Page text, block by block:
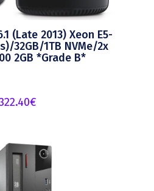
(Late 2013) Xeon E5-
32GB/1TB NVMe/2x
2GB *Grade B*
€